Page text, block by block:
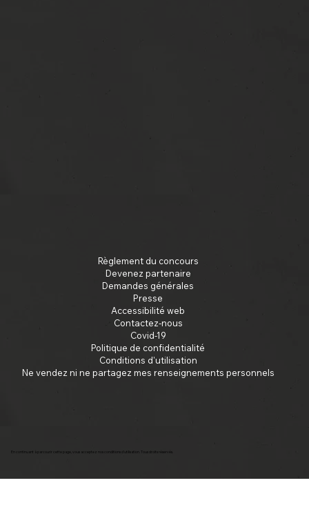
Règlement du concours
Devenez partenaire
Demandes générales
Presse
Accessibilité web
Contactez-nous
Covid-19
Politique de confidentialité
Conditions d'utilisation
Ne vendez ni ne partagez mes renseignements personnels
En continuant à parcourir cette page, vous acceptez nos conditions d'utilisation. Tous droits réservés.